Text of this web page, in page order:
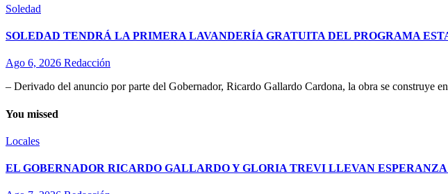
Soledad
SOLEDAD TENDRÁ LA PRIMERA LAVANDERÍA GRATUITA DEL PROGRAMA
Ago 6, 2026 Redacción
– Derivado del anuncio por parte del Gobernador, Ricardo Gallardo Cardona, la obra se
You missed
Locales
EL GOBERNADOR RICARDO GALLARDO Y GLORIA TREVI LLEVAN